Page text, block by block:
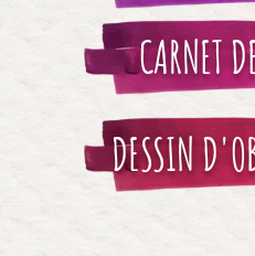
CARNET
DESSIN